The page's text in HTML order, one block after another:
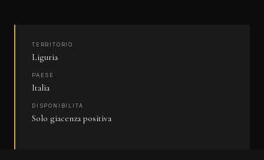
TERRITORIO
Liguria
PAESE
Italia
DISPONIBILITÀ
Solo giacenza positiva